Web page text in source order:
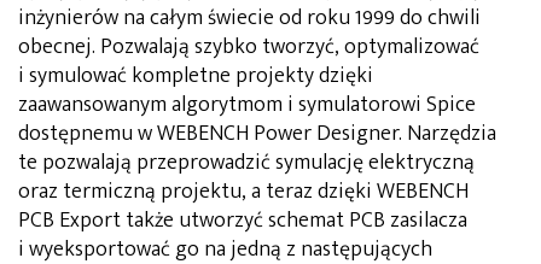
inżynierów na całym świecie od roku 1999 do chwili
obecnej. Pozwalają szybko tworzyć, optymalizować
i symulować kompletne projekty dzięki
zaawansowanym algorytmom i symulatorowi Spice
dostępnemu w WEBENCH Power Designer. Narzędzia
te pozwalają przeprowadzić symulację elektryczną
oraz termiczną projektu, a teraz dzięki WEBENCH
PCB Export także utworzyć schemat PCB zasilacza
i wyeksportować go na jedną z następujących